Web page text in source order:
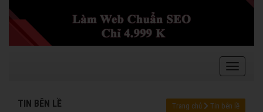
TIN BÊN LỀ Trang chủ Tin bên lề